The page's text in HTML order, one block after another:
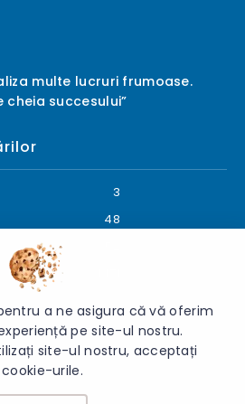
multe lucruri frumoase.
cheia succesului”
3
48
Rîșcanu” - Toate drepturile
rezervate.
a ne asigura că vă oferim
pe site-ul nostru.
site-ul nostru, acceptați
cookie-urile.